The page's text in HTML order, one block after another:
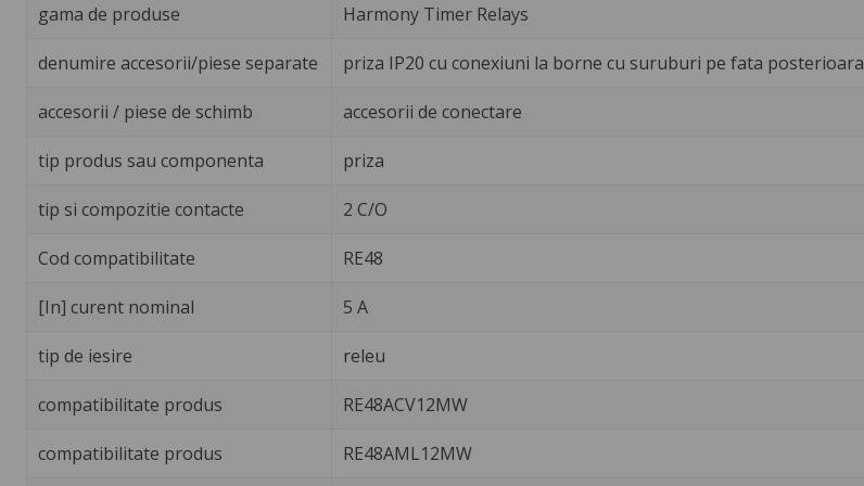
gama de produse Harmony Timer Relays
denumire accesorii/piese separate priza IP20 cu conexiuni la borne cu suruburi pe fata posterioara
accesorii / piese de schimb accesorii de conectare
tip produs sau componenta priza
tip si compozitie contacte 2 C/O
Cod compatibilitate RE48
[In] curent nominal 5 A
tip de iesire releu
compatibilitate produs RE48ACV12MW
compatibilitate produs RE48AML12MW